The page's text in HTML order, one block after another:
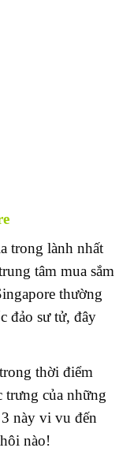
trong lành nhất
tâm mua sắm
thường
đảo sư tử, đây
thời điểm
trưng của những
này vi vu đến
nào!